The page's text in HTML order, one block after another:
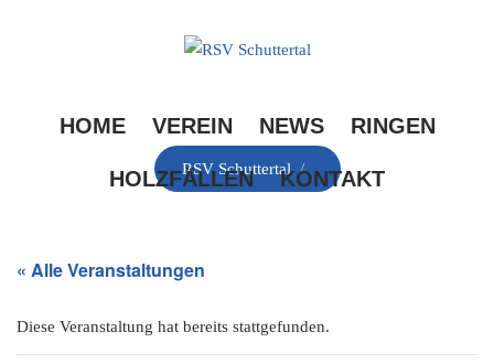
HOME VEREIN NEWS RINGEN
HOLZFÄLLEN KONTAKT
RSV Schuttertal /
« Alle Veranstaltungen
Diese Veranstaltung hat bereits stattgefunden.